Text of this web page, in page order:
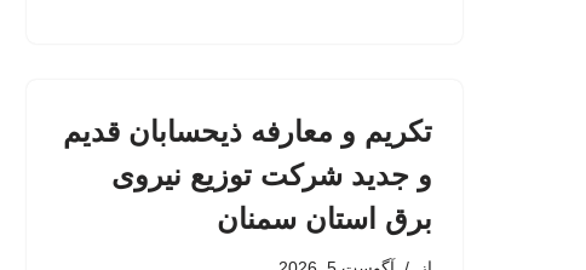
تکریم و معارفه ذیحسابان قدیم
و جدید شرکت توزیع نیروی
برق استان سمنان